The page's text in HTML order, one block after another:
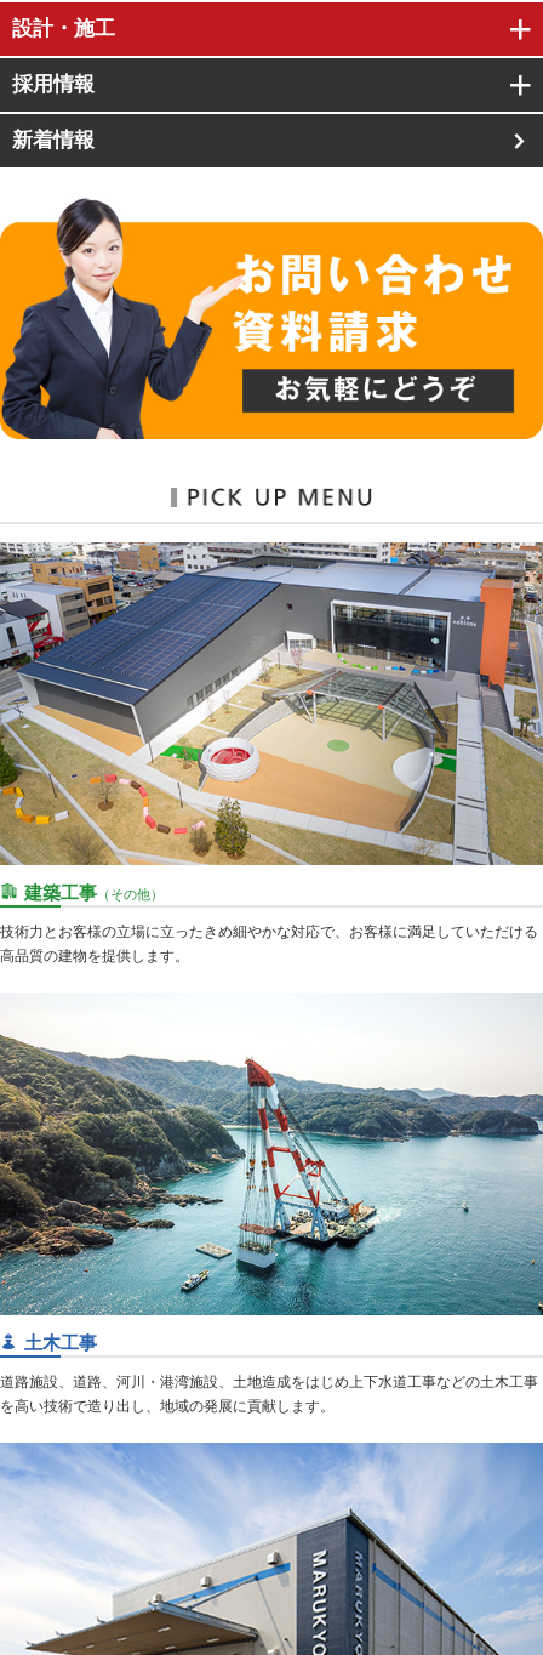
設計・施工
採用情報
新着情報
建築工事 （その他）
技術力とお客様の立場に立ったきめ細やかな対応で、お客様に満足していただける
高品質の建物を提供します。
土木工事
道路施設、道路、河川・港湾施設、土地造成をはじめ上下水道工事などの土木工事
を高い技術で造り出し、地域の発展に貢献します。